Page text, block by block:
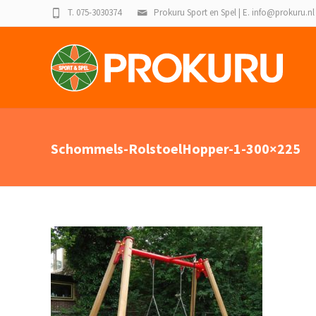
Prokuru Sport en Spel | E. info@prokuru.nl
T. 075-3030374
Schommels-RolstoelHopper-1-300×225